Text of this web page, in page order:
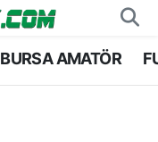
BURSA AMATÖR